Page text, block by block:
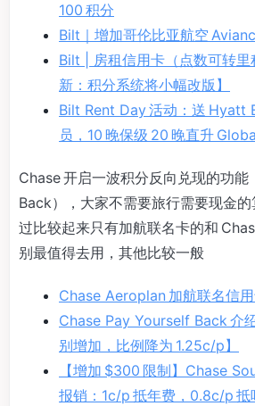
100 积分
Bilt｜增加哥伦比亚航空
Bilt | 房租信用卡（点数可转里
新：积分系统将小幅改版】
Bilt Rent Day 活动：送 Hyatt
员，10 晚保级 20 晚直升
Chase 开启一波积分反向兑现的功
Back），大家不需要旅行需要现金
过比较起来只有加航联名卡的和
别最值得去用，其他比较一般
Chase Aeroplan 加航联名信
Chase Pay Yourself Back 介
别增加，比例降为 1.25c/p】
【增加 $300 限制】Chase
报销：1c/p 抵年费，0.8c/p 抵